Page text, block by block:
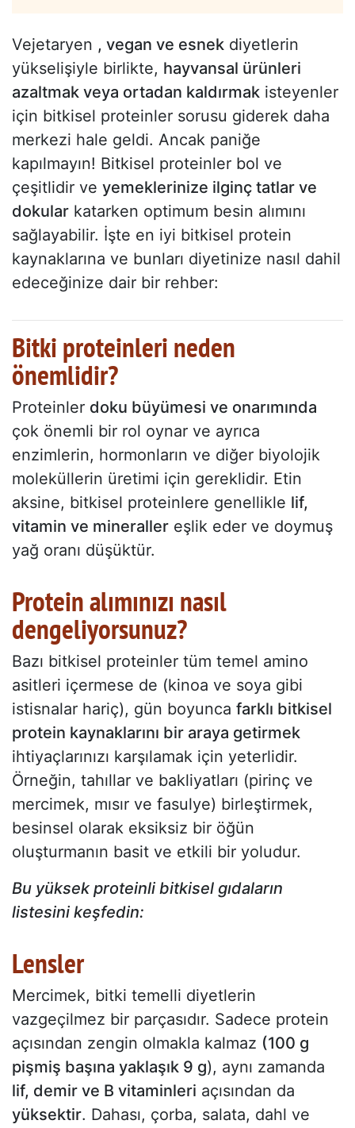
Vejetaryen , vegan ve esnek diyetlerin
yükselişiyle birlikte, hayvansal ürünleri
azaltmak veya ortadan kaldırmak isteyenler
için bitkisel proteinler sorusu giderek daha
merkezi hale geldi. Ancak paniğe
kapılmayın! Bitkisel proteinler bol ve
çeşitlidir ve yemeklerinize ilginç tatlar ve
dokular katarken optimum besin alımını
sağlayabilir. İşte en iyi bitkisel protein
kaynaklarına ve bunları diyetinize nasıl dahil
edeceğinize dair bir rehber:
Bitki proteinleri neden
önemlidir?
Proteinler doku büyümesi ve onarımında
çok önemli bir rol oynar ve ayrıca
enzimlerin, hormonların ve diğer biyolojik
moleküllerin üretimi için gereklidir. Etin
aksine, bitkisel proteinlere genellikle lif,
vitamin ve mineraller eşlik eder ve doymuş
yağ oranı düşüktür.
Protein alımınızı nasıl
dengeliyorsunuz?
Bazı bitkisel proteinler tüm temel amino
asitleri içermese de (kinoa ve soya gibi
istisnalar hariç), gün boyunca farklı bitkisel
protein kaynaklarını bir araya getirmek
ihtiyaçlarınızı karşılamak için yeterlidir.
Örneğin, tahıllar ve bakliyatları (pirinç ve
mercimek, mısır ve fasulye) birleştirmek,
besinsel olarak eksiksiz bir öğün
oluşturmanın basit ve etkili bir yoludur.
Bu yüksek proteinli bitkisel gıdaların
listesini keşfedin:
Lensler
Mercimek, bitki temelli diyetlerin
vazgeçilmez bir parçasıdır. Sadece protein
açısından zengin olmakla kalmaz (100 g
pişmiş başına yaklaşık 9 g), aynı zamanda
lif, demir ve B vitaminleri açısından da
yüksektir. Dahası, çorba, salata, dahl ve